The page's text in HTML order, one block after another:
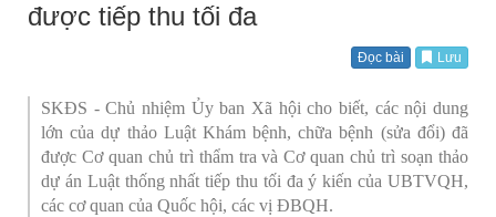
được tiếp thu tối đa
Đọc bài Lưu
SKĐS - Chủ nhiệm Ủy ban Xã hội cho biết, các nội dung
lớn của dự thảo Luật Khám bệnh, chữa bệnh (sửa đổi) đã
được Cơ quan chủ trì thẩm tra và Cơ quan chủ trì soạn thảo
dự án Luật thống nhất tiếp thu tối đa ý kiến của UBTVQH,
các cơ quan của Quốc hội, các vị ĐBQH.